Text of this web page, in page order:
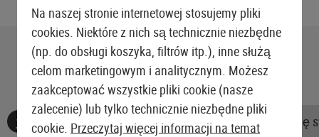
Nie znaleziono żadnych recenzji. Śmiało, podziel
Na naszej stronie internetowej stosujemy pliki
cookies. Niektóre z nich są technicznie niezbędne
(np. do obsługi koszyka, filtrów itp.), inne służą
celom marketingowym i analitycznym. Możesz
zaakceptować wszystkie pliki cookie (nasze
zalecenie) lub tylko technicznie niezbędne pliki
cookie. Przeczytaj więcej informacji na temat